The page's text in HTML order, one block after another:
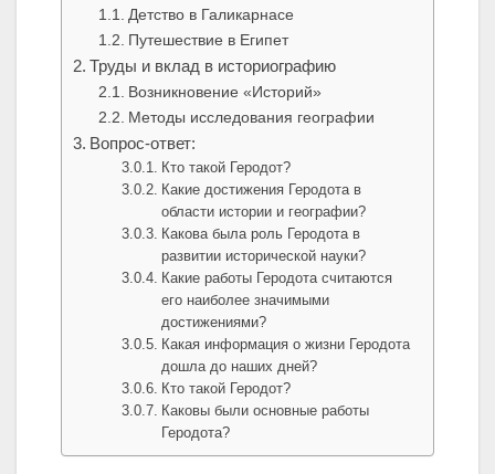
Детство в Галикарнасе
Путешествие в Египет
Труды и вклад в историографию
Возникновение «Историй»
Методы исследования географии
Вопрос-ответ:
Кто такой Геродот?
Какие достижения Геродота в
области истории и географии?
Какова была роль Геродота в
развитии исторической науки?
Какие работы Геродота считаются
его наиболее значимыми
достижениями?
Какая информация о жизни Геродота
дошла до наших дней?
Кто такой Геродот?
Каковы были основные работы
Геродота?